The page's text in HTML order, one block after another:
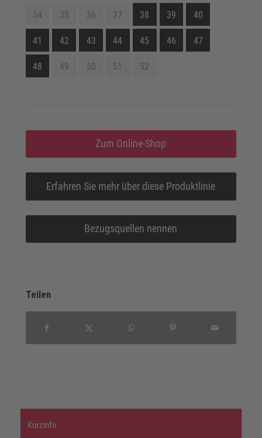
34 35 36 37 38 39 40
41 42 43 44 45 46 47
48 49 50 51 52
Zum Online-Shop
Erfahren Sie mehr über diese Produktlinie
Bezugsquellen nennen
Teilen
Kurzinfo